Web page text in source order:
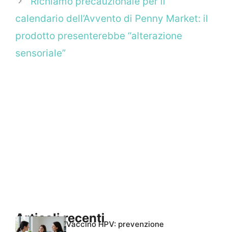
calendario dell’Avvento di Penny Market: il
prodotto presenterebbe “alterazione
sensoriale”
Articoli recentiVaccino HPV: prevenzione